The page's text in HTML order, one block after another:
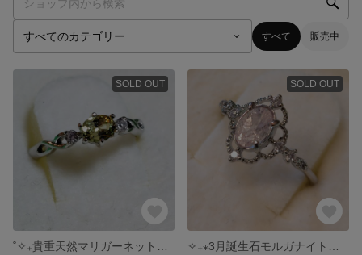
すべて 販売中
SOLD OUT SOLD OUT